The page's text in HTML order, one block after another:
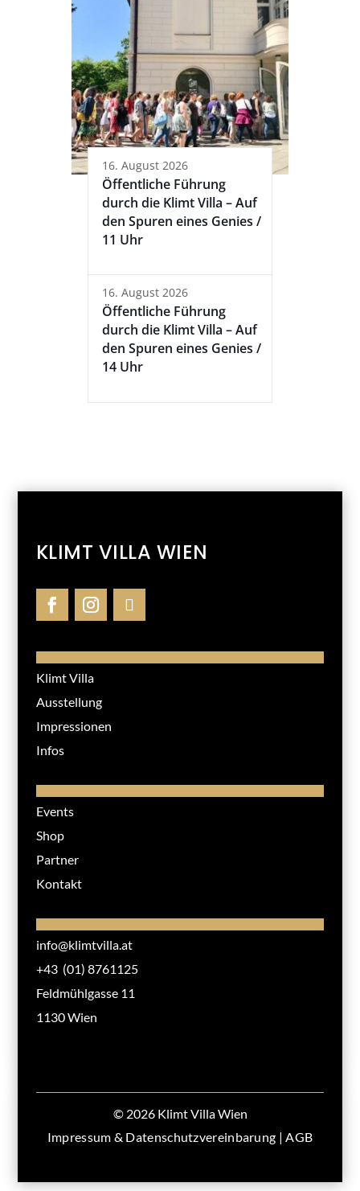
16. August 2026
Öffentliche Führung
durch die Klimt Villa – Auf
den Spuren eines Genies /
11 Uhr
16. August 2026
Öffentliche Führung
durch die Klimt Villa – Auf
den Spuren eines Genies /
14 Uhr
KLIMT VILLA WIEN
Klimt Villa
Ausstellung
Impressionen
Infos
Events
Shop
Partner
Kontakt
info@klimtvilla.at
+43 (01) 8761125
Feldmühlgasse 11
1130 Wien
© 2026 Klimt Villa Wien
Impressum & Datenschutzvereinbarung | AGB